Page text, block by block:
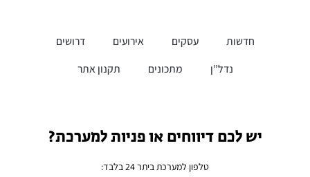
חדשות עסקים אירועים
דרושים
נדל”ן
מתכונים תקנון אתר
יש לכם דיווחים או פניות למערכת?
טלפון למערכת ביתר 24 בלבד: